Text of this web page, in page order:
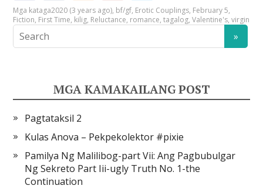
Mga kataga2020 (3 years ago), bf/gf, Erotic Couplings, February 5,
Fiction, First Time, kilig, Reluctance, romance,tagalog,Valentine's,virgin
MGA KAMAKAILANG POST
Pagtataksil 2
Kulas Anova – Pekpekolektor #pixie
Pamilya Ng Malilibog-part Vii: Ang Pagbubulgar
Ng Sekreto Part Iii-ugly Truth No. 1-the
Continuation